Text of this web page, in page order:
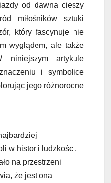
od dawna cieszy
miłośników sztuki
który fascynuje nie
wyglądem, ale także
niniejszym artykule
i symbolice
jego różnorodne
w historii ludzkości.
na przestrzeni
że jest ona